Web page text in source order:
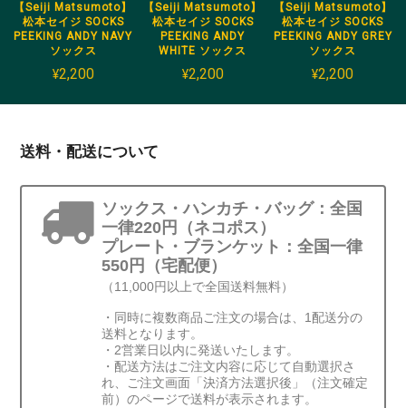
【Seiji Matsumoto】
松本セイジ SOCKS
PEEKING ANDY NAVY
ソックス
¥2,200
【Seiji Matsumoto】
松本セイジ SOCKS
PEEKING ANDY
WHITE ソックス
¥2,200
【Seiji Matsumoto】
松本セイジ SOCKS
PEEKING ANDY GREY
ソックス
¥2,200
送料・配送について
ソックス・ハンカチ・バッグ：全国
一律220円（ネコポス）
プレート・ブランケット：全国一律
550円（宅配便）
（11,000円以上で全国送料無料）
・同時に複数商品ご注文の場合は、1配送分の
送料となります。
・2営業日以内に発送いたします。
・配送方法はご注文内容に応じて自動選択さ
れ、ご注文画面「決済方法選択後」（注文確定
前）のページで送料が表示されます。